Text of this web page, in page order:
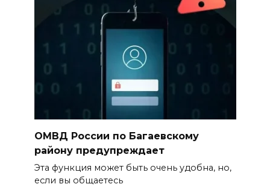
ОМВД России по Багаевскому
району предупреждает
Эта функция может быть очень удобна, но,
если вы общаетесь